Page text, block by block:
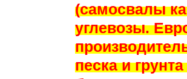
(самосвалы
углевозы.
песка и